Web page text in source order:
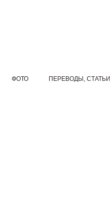
ФОТО ПЕРЕВОДЫ, СТАТЬИ